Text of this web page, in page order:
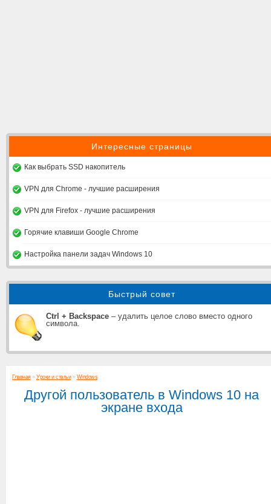
Интересные страницы
Как выбрать SSD накопитель
VPN для Chrome - лучшие расширения
VPN для Firefox - лучшие расширения
Горячие клавиши Google Chrome
Настройка панели задач Windows 10
Быстрый совет
Ctrl + Backspace – удалить целое слово вместо одного
символа.
Главная» Уроки и статьи» Windows
Другой пользователь в Windows 10 на
экране входа